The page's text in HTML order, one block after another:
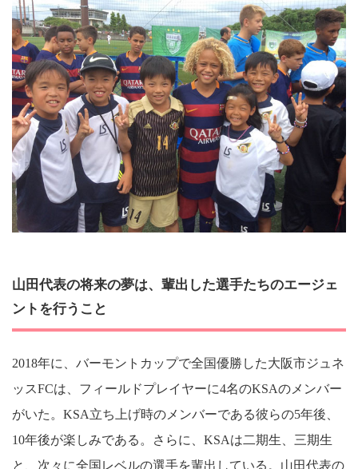
山田代表の将来の夢は、輩出した選手たちのエージェ
ントを行うこと
2018年に、バーモントカップで全国優勝した大阪市ジュネ
ッスFCは、フィールドプレイヤーに4名のKSAのメンバー
がいた。KSA立ち上げ時のメンバーである彼らの5年後、
10年後が楽しみである。さらに、KSAは二期生、三期生
と、次々に全国レベルの選手を輩出している。山田代表の